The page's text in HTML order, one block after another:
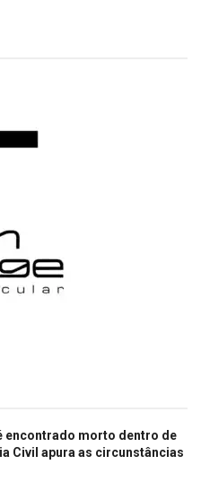
encontrado morto dentro de
Civil apura as circunstâncias